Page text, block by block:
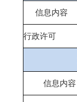
信息内容
行政许可
信息内容